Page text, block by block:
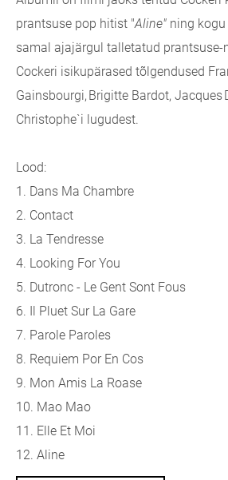
prantsuse pop hitist "Aline" ning
samal ajajärgul talletatud prantsuse-
Cockeri isikupärased tõlgendused
Gainsbourgi, Brigitte Bardot, Jacques
Christophe`i lugudest.
Lood:
1. Dans Ma Chambre
2. Contact
3. La Tendresse
4. Looking For You
5. Dutronc - Le Gent Sont Fous
6. Il Pluet Sur La Gare
7. Parole Paroles
8. Requiem Por En Cos
9. Mon Amis La Roase
10. Mao Mao
11. Elle Et Moi
12. Aline